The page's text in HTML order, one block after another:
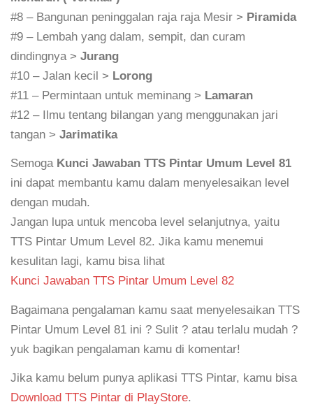
#8 – Bangunan peninggalan raja raja Mesir > Piramida
#9 – Lembah yang dalam, sempit, dan curam
dindingnya > Jurang
#10 – Jalan kecil > Lorong
#11 – Permintaan untuk meminang > Lamaran
#12 – Ilmu tentang bilangan yang menggunakan jari
tangan > Jarimatika
Semoga Kunci Jawaban TTS Pintar Umum Level 81
ini dapat membantu kamu dalam menyelesaikan level
dengan mudah.
Jangan lupa untuk mencoba level selanjutnya, yaitu
TTS Pintar Umum Level 82. Jika kamu menemui
kesulitan lagi, kamu bisa lihat
Kunci Jawaban TTS Pintar Umum Level 82
Bagaimana pengalaman kamu saat menyelesaikan TTS
Pintar Umum Level 81 ini ? Sulit ? atau terlalu mudah ?
yuk bagikan pengalaman kamu di komentar!
Jika kamu belum punya aplikasi TTS Pintar, kamu bisa
Download TTS Pintar di PlayStore.